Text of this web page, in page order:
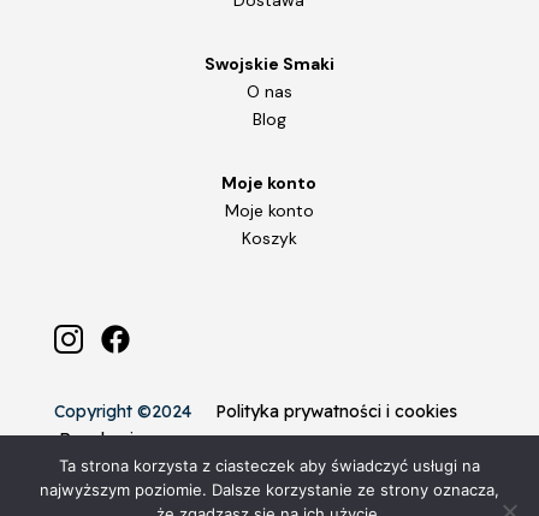
Swojskie Smaki
O nas
Blog
Moje konto
Moje konto
Koszyk
Copyright ©2024 Polityka prywatności i cookies
Regulamin
Ta strona korzysta z ciasteczek aby świadczyć usługi na
najwyższym poziomie. Dalsze korzystanie ze strony oznacza,